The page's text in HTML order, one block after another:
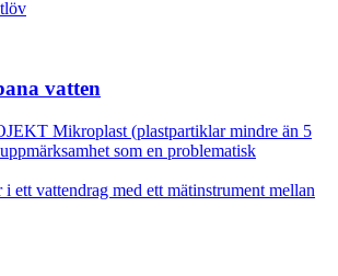
vatten
Mikroplast (plastpartiklar mindre än 5
som en problematisk